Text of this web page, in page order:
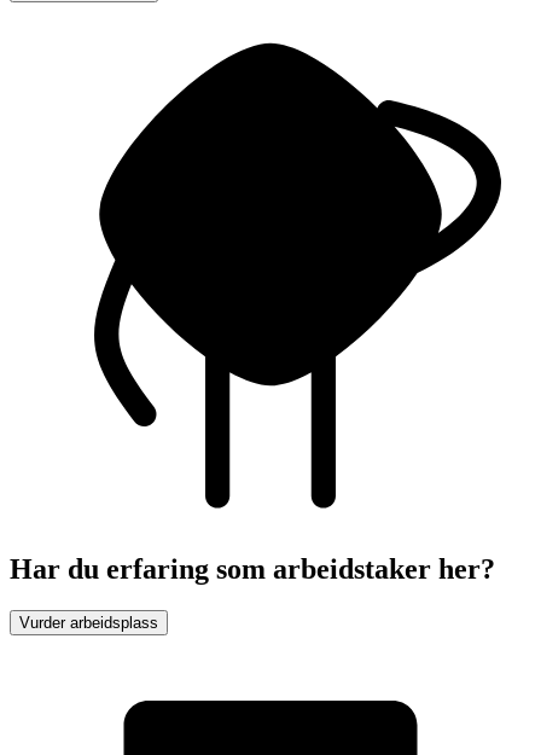
Har du erfaring som arbeidstaker her?
Vurder arbeidsplass